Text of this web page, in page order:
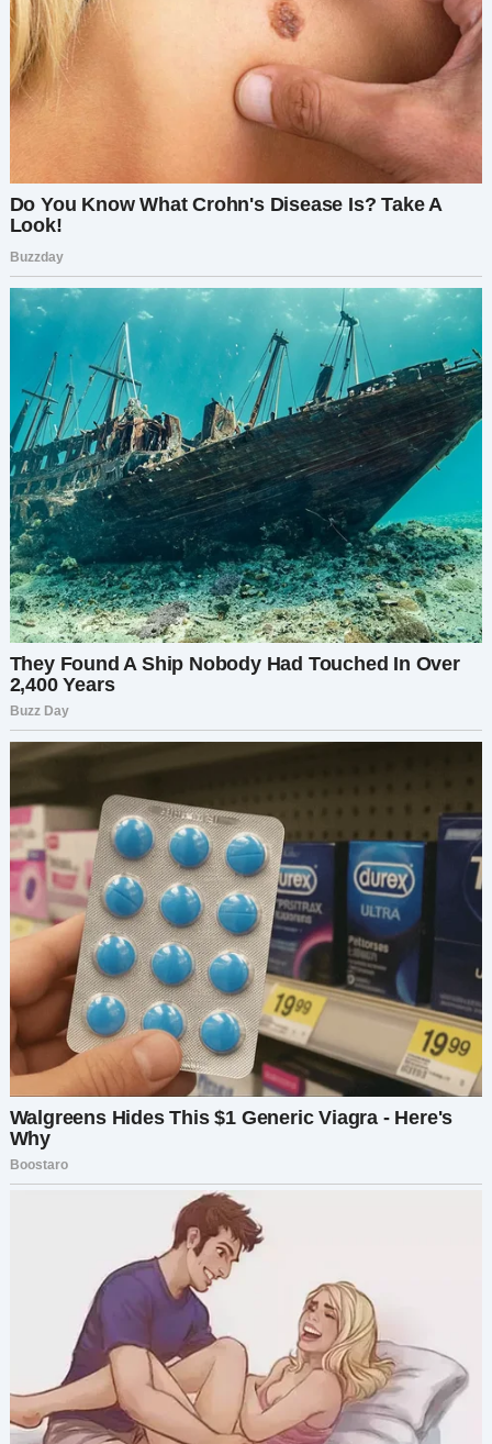
подумала, что это мило: красивая пара,
женящаяся в этой церкви. Но как только я
увидела лицо Лёши, я замерла. Я знала, что Элле
нужны ответы, а вам — правда, пока не стало
Элла, всё ещё цепляясь за юбку Марины,
подняла на меня заплаканное лицо.
— Я не хотела портить вашу свадьбу, — тихо
произнесла она, её голос дрожал. — Я просто
не хотела, чтобы он обидел вас, как он обидел
нас. И маму.
Малыш в этот момент протянул руку к Лёше,
сжимая и разжимая маленькие пальчики, не
осознавая, какой шквал эмоций бушует вокруг
него. Этот невинный жест оказался самым
разрывающим сердце из всего.
— Мы должны были сказать вам, — добавила
Марина. — Кто-то должен был вас защитить.
Моё сердце разрывалось. Я опустилась на
колени перед девочкой, глядя ей в глаза.
— Ты ничего не испортила, милая. Ты спасла
меня от жизни, построенной на лжи.
Губы Эллы задрожали, но в её глазах появилась
надежда.
— Правда? — прошептала она.
Я поднялась, глядя на Лёшу, и мой гнев
переполнил меня.
— Ты не достоин этой семьи. И уж точно не
достоин меня.
— Пожалуйста, — начал Лёша, делая шаг ко мне,
но я остановила его взглядом, который мог бы
разбить стекло.
— Не смей. Ни слова. Я не знаю, зачем ты это
сделал, но всё, что я знаю, — это
непростительно.
Я сняла кольцо с пальца и положила его на
алтарь. Бриллиант поймал свет, словно
напоминая о том, что всё это было ложью. Не
говоря больше ни слова, я прошла мимо него,